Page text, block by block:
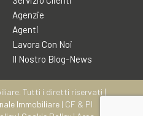
Agenzie
Agenti
Lavora Con Noi
Il Nostro Blog-News
Tutti i diretti riservati |
Immobiliare | CF & PI